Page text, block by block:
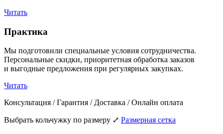
Читать
Практика
Мы подготовили специальные условия сотрудничества.
Персональные скидки, приоритетная обработка заказов
и выгодные предложения при регулярных закупках.
Читать
Консультация / Гарантия / Доставка / Онлайн оплата
Выбрать кольчужку по размеру ⤢ Размерная сетка